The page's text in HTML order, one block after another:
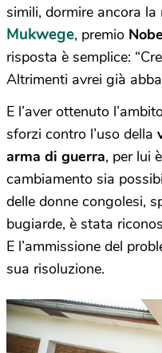
simili, dormire ancora la
Mukwege, premio
risposta è semplice:
Altrimenti avrei già
E l’aver ottenuto
sforzi contro l’uso della
arma di guerra, per lui
cambiamento sia
delle donne congolesi,
bugiarde, è stata
E l’ammissione del
sua risoluzione.